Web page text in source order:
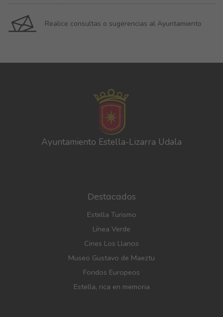
Realice consultas o sugerencias al Ayuntamiento
Ayuntamiento Estella-Lizarra Udala
Destacados
Estella Turismo
Línea Verde
Cines Los Llanos
Museo Gustavo de Maeztu
Fondos Europeos
Estella, rica en memoria